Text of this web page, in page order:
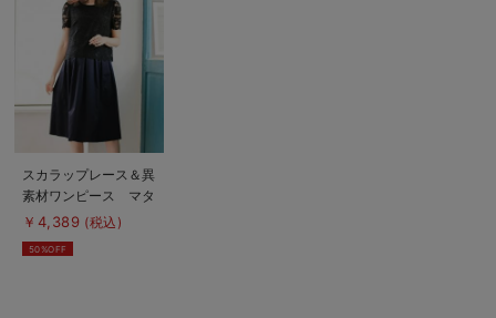
商
品
詳
を
見
る
スカラップレース＆異
素材ワンピース マタ
ニティ・授乳服【出産
￥4,389 (税込)
50%OFF